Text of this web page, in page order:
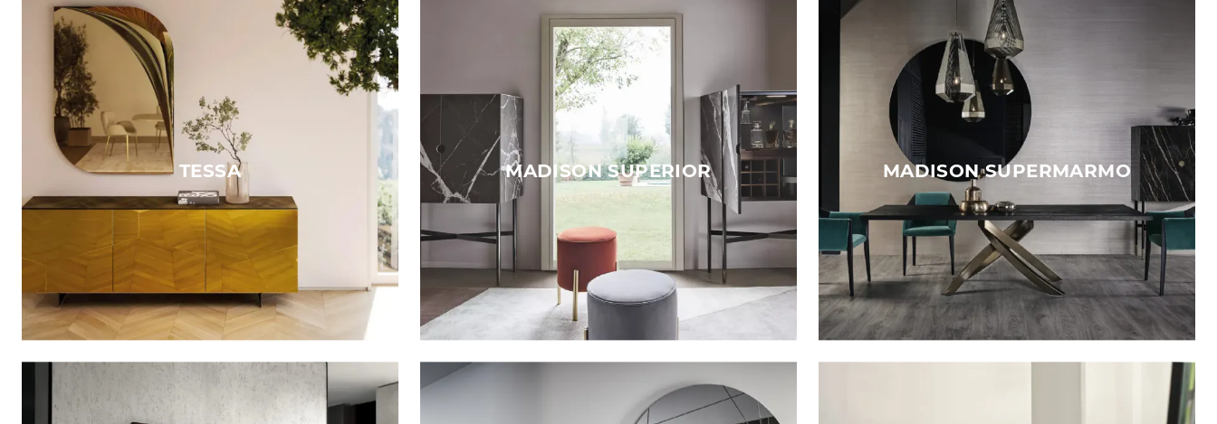
TESSA MADISON SUPERIOR MADISON SUPERMARMO